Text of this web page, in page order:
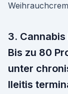
3.
Bis zu 80
unter
Ileitis